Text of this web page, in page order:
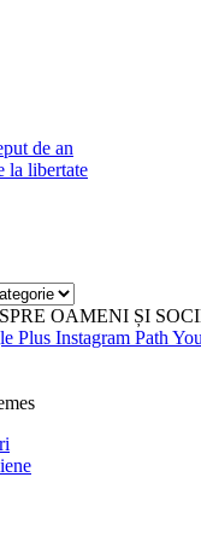
de an
la libertate
OAMENI ȘI
Plus Instagram Path